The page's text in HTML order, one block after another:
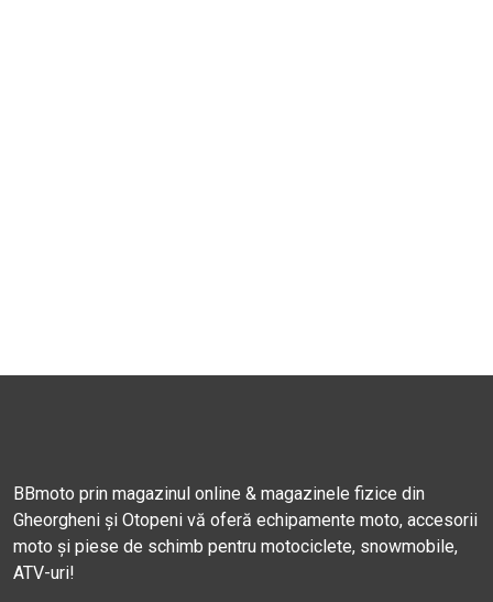
BBmoto prin magazinul online & magazinele fizice din
Gheorgheni și Otopeni vă oferă echipamente moto, accesorii
moto și piese de schimb pentru motociclete, snowmobile,
ATV-uri!